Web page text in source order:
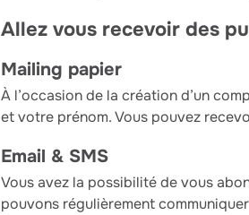
Allez vous recevoir des
Mailing papier
À l’occasion de la création d’un
et votre prénom. Vous pouvez
Email & SMS
Vous avez la possibilité de vous
pouvons régulièrement